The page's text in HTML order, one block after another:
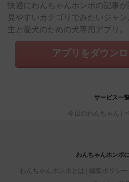
快適にわんちゃんホンポの記事が
見やすいカテゴリでみたいジャ
主と愛犬のための犬専用アプリ。
アプリをダウン
サービス一
今日のわんちゃん
わんちゃんホンポ
わんちゃんホンポとは 編集ポリシー